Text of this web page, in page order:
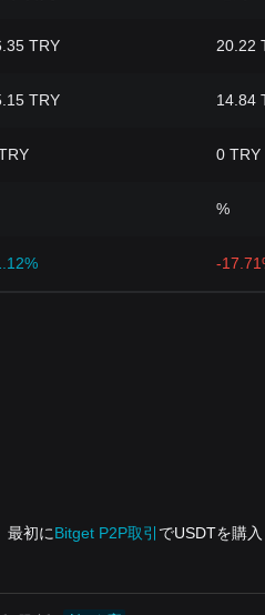
TRY 20.22
TRY 14.84
0 TRY
%
-
最初にBitget P2P取引 でUSDTを購